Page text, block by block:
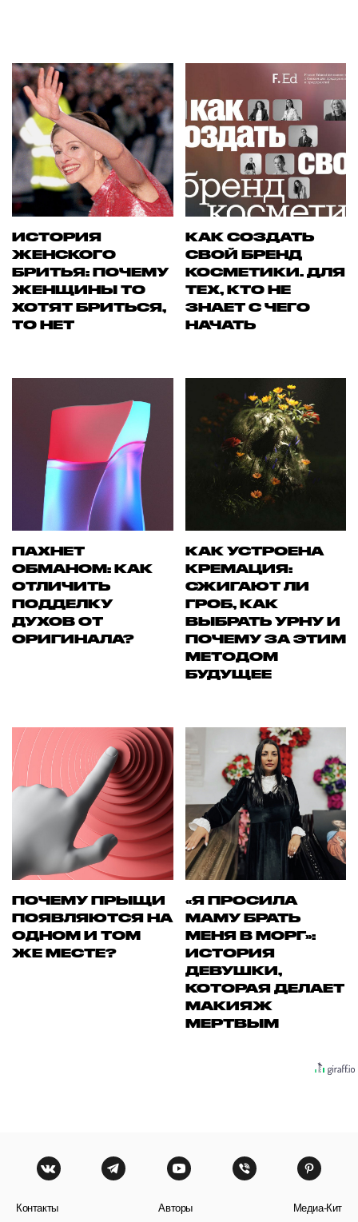
ИСТОРИЯ
ЖЕНСКОГО
БРИТЬЯ: ПОЧЕМУ
ЖЕНЩИНЫ ТО
ХОТЯТ БРИТЬСЯ,
ТО НЕТ
КАК СОЗДАТЬ
СВОЙ БРЕНД
КОСМЕТИКИ. ДЛЯ
ТЕХ, КТО НЕ
ЗНАЕТ С ЧЕГО
НАЧАТЬ
ПАХНЕТ
ОБМАНОМ: КАК
ОТЛИЧИТЬ
ПОДДЕЛКУ
ДУХОВ ОТ
ОРИГИНАЛА?
КАК УСТРОЕНА
КРЕМАЦИЯ:
СЖИГАЮТ ЛИ
ГРОБ, КАК
ВЫБРАТЬ УРНУ И
ПОЧЕМУ ЗА ЭТИМ
МЕТОДОМ
БУДУЩЕЕ
ПОЧЕМУ ПРЫЩИ
ПОЯВЛЯЮТСЯ НА
ОДНОМ И ТОМ
ЖЕ МЕСТЕ?
«Я ПРОСИЛА
МАМУ БРАТЬ
МЕНЯ В МОРГ»:
ИСТОРИЯ
ДЕВУШКИ,
КОТОРАЯ ДЕЛАЕТ
МАКИЯЖ
МЕРТВЫМ
Контакты Авторы Медиа-Кит